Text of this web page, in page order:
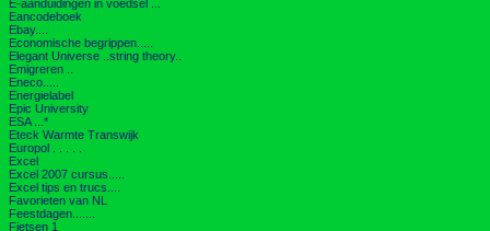
E-aanduidingen in voedsel ...
Eancodeboek
Ebay....
Economische begrippen.....
Elegant Universe ..string theory..
Emigreren ..
Eneco.....
Energielabel
Epic University
ESA ...*
Eteck Warmte Transwijk
Europol . . . . .
Excel
Excel 2007 cursus.....
Excel tips en trucs....
Favorieten van NL
Feestdagen.......
Fietsen 1